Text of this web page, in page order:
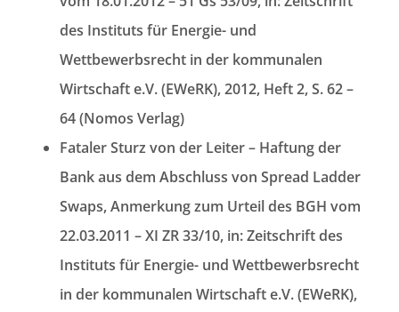
des Instituts für Energie- und
Wettbewerbsrecht in der kommunalen
Wirtschaft e.V. (EWeRK), 2012, Heft 2, S. 62 –
64 (Nomos Verlag)
Fataler Sturz von der Leiter – Haftung der
Bank aus dem Abschluss von Spread Ladder
Swaps, Anmerkung zum Urteil des BGH vom
22.03.2011 – XI ZR 33/10, in: Zeitschrift des
Instituts für Energie- und Wettbewerbsrecht
in der kommunalen Wirtschaft e.V. (EWeRK),